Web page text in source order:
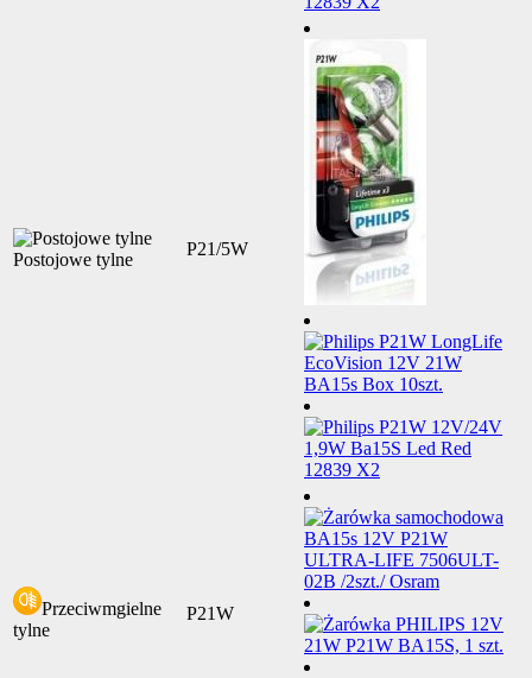
Postojowe tylne
P21/5W
Przeciwmgielne
tylne
P21W